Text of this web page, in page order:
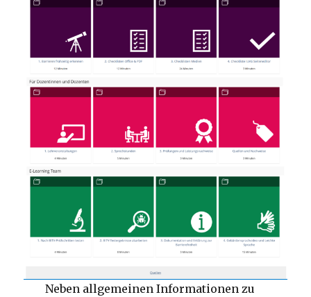
Neben allgemeinen Informationen zu